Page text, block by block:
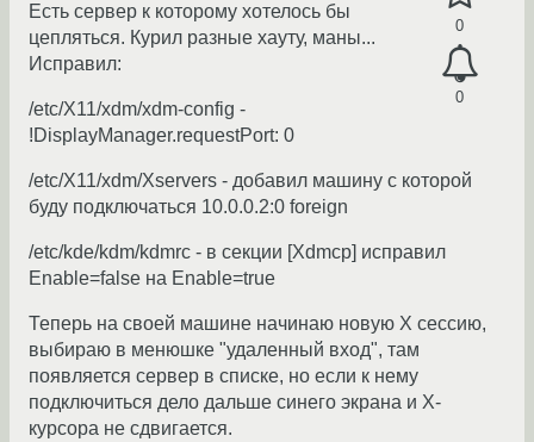
0
0
Есть сервер к которому хотелось бы
цепляться. Курил разные хауту, маны...
Исправил:
/etc/X11/xdm/xdm-config -
!DisplayManager.requestPort: 0
/etc/X11/xdm/Xservers - добавил машину с которой
буду подключаться 10.0.0.2:0 foreign
/etc/kde/kdm/kdmrc - в секции [Xdmcp] исправил
Enable=false на Enable=true
Теперь на своей машине начинаю новую Х сессию,
выбираю в менюшке "удаленный вход", там
появляется сервер в списке, но если к нему
подключиться дело дальше синего экрана и Х-
курсора не сдвигается.